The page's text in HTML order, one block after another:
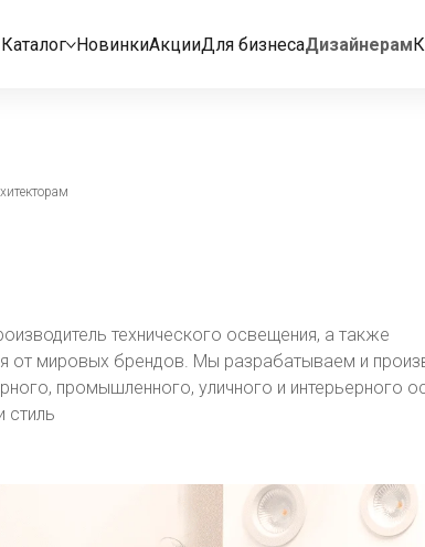
Каталог НовинкиАкцииДля бизнесаДизайнерам
технического освещения, а также
от мировых брендов. Мы разрабатываем и
промышленного, уличного и интерьерного
стиль